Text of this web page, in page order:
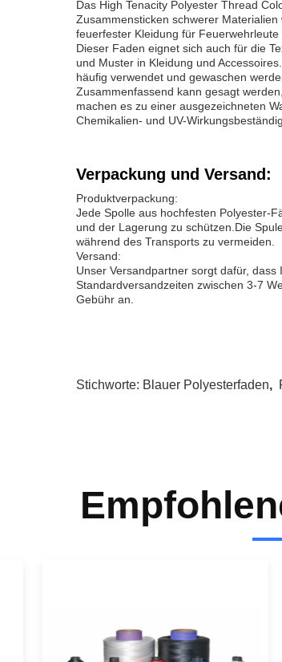
Das High Tenacity Polyester Thread
Zusammensticken schwerer
feuerfester Kleidung für
Dieser Faden eignet sich auch für die
und Muster in Kleidung und
häufig verwendet und gewaschen
Zusammenfassend kann gesagt
machen es zu einer ausgezeichneten
Chemikalien- und UV-
Verpackung und Versand:
Produktverpackung:
Jede Spolle aus hochfesten Polyester-
und der Lagerung zu schützen.Die
während des Transports zu vermeiden.
Versand:
Unser Versandpartner sorgt dafür,
Standardversandzeiten zwischen 3-7
Gebühr an.
Stichworte: Blauer Polyesterfaden,